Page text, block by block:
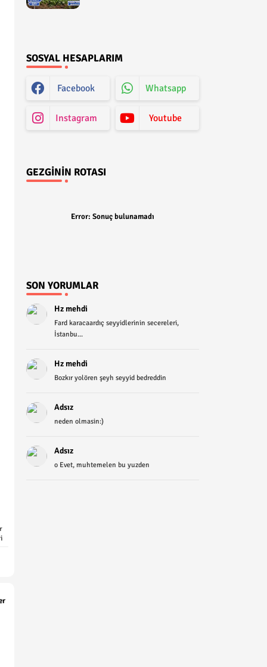
SOSYAL HESAPLARIM
Facebook Whatsapp
Instagram Youtube
GEZGININ ROTASI
Error: Sonuç bulunamadı
SON YORUMLAR
Hz mehdi
Fard karacaardıç seyyidlerinin secereleri,
İstanbu...
Hz mehdi
Bozkır yolören şeyh seyyid bedreddin
Adsız
neden olmasin:)
Adsız
o Evet, muhtemelen bu yuzden